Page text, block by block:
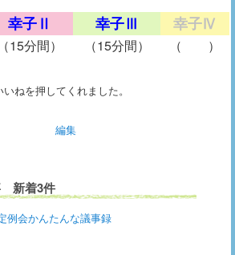
幸子Ⅱ 幸子Ⅲ 幸子Ⅳ
（15分間） （15分間） （ ）
ねを押してくれました。
編集
新着3件
例会かんたんな議事録